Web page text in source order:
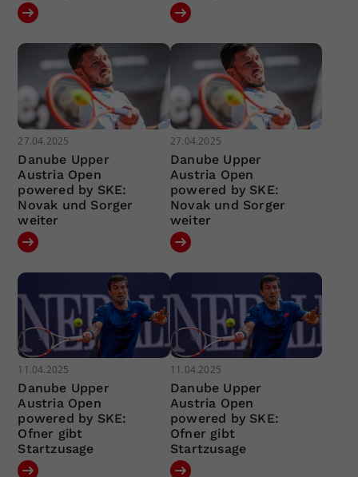
27.04.2025
Danube Upper
Austria Open
powered by SKE:
Novak und Sorger
weiter
27.04.2025
Danube Upper
Austria Open
powered by SKE:
Novak und Sorger
weiter
11.04.2025
Danube Upper
Austria Open
powered by SKE:
Ofner gibt
Startzusage
11.04.2025
Danube Upper
Austria Open
powered by SKE:
Ofner gibt
Startzusage